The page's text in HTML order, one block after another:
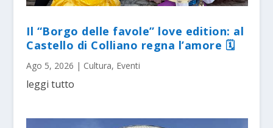
Il “Borgo delle favole” love edition: al
Castello di Colliano regna l’amore 🗓
Ago 5, 2026 | Cultura, Eventi
leggi tutto